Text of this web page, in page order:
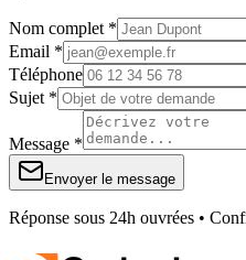
Nom complet *
Email *
Téléphone
Sujet *
Message *
Envoyer le message
Réponse sous 24h ouvrées •